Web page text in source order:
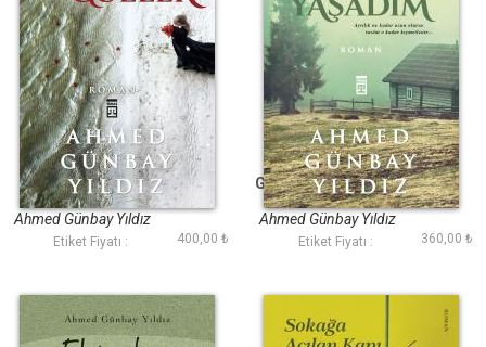
Siyah Güller
Ahmed Günbay Yıldız
Etiket Fiyatı : 400,00 ₺
Gurbeti Ben Yaşadım
Ahmed Günbay Yıldız
Etiket Fiyatı : 360,00 ₺